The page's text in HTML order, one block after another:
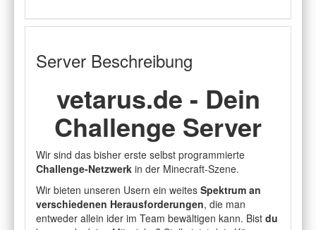
Server Beschreibung
vetarus.de - Dein
Challenge Server
Wir sind das bisher erste selbst programmierte
Challenge-Netzwerk in der Minecraft-Szene.
Wir bieten unseren Usern ein weites Spektrum an
verschiedenen Herausforderungen, die man
entweder allein ider im Team bewältigen kann. Bist du